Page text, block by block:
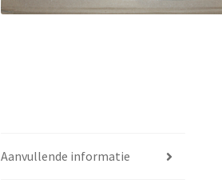
Aanvullende informatie